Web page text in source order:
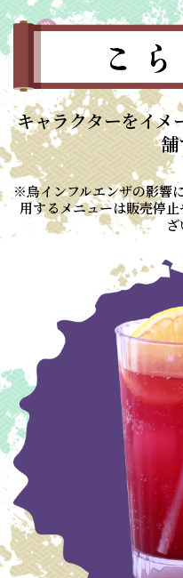
キャラクターをイメ
※鳥インフルエンザの影響
用するメニューは販売停止
ざ